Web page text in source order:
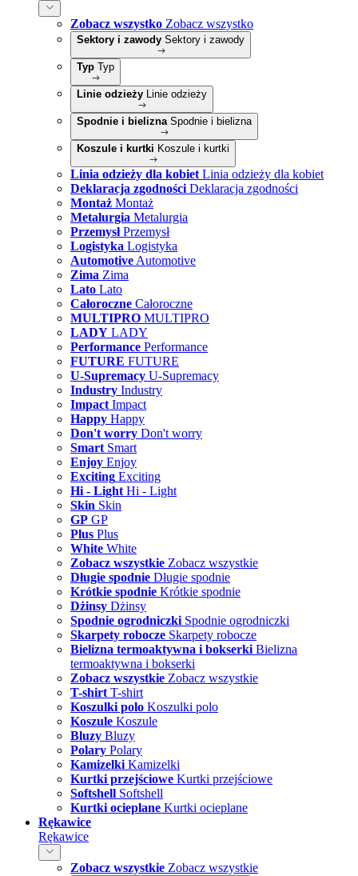
Zobacz wszystko Zobacz wszystko
Sektory i zawody Sektory i zawody
Typ Typ
Linie odzieży Linie odzieży
Spodnie i bielizna Spodnie i bielizna
Koszule i kurtki Koszule i kurtki
Linia odzieży dla kobiet Linia odzieży dla kobiet
Deklaracja zgodności Deklaracja zgodności
Montaż Montaż
Metalurgia Metalurgia
Przemysł Przemysł
Logistyka Logistyka
Automotive Automotive
Zima Zima
Lato Lato
Całoroczne Całoroczne
MULTIPRO MULTIPRO
LADY LADY
Performance Performance
FUTURE FUTURE
U-Supremacy U-Supremacy
Industry Industry
Impact Impact
Happy Happy
Don't worry Don't worry
Smart Smart
Enjoy Enjoy
Exciting Exciting
Hi - Light Hi - Light
Skin Skin
GP GP
Plus Plus
White White
Zobacz wszystkie Zobacz wszystkie
Długie spodnie Długie spodnie
Krótkie spodnie Krótkie spodnie
Dżinsy Dżinsy
Spodnie ogrodniczki Spodnie ogrodniczki
Skarpety robocze Skarpety robocze
Bielizna termoaktywna i bokserki Bielizna
termoaktywna i bokserki
Zobacz wszystkie Zobacz wszystkie
T-shirt T-shirt
Koszulki polo Koszulki polo
Koszule Koszule
Bluzy Bluzy
Polary Polary
Kamizelki Kamizelki
Kurtki przejściowe Kurtki przejściowe
Softshell Softshell
Kurtki ocieplane Kurtki ocieplane
Rękawice
Rękawice
Zobacz wszystkie Zobacz wszystkie